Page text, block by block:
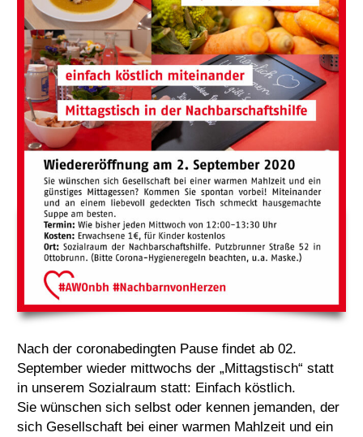
Nach der coronabedingten Pause findet ab 02.
September wieder mittwochs der „Mittagstisch“ statt
in unserem Sozialraum statt: Einfach köstlich.
Sie wünschen sich selbst oder kennen jemanden, der
sich Gesellschaft bei einer warmen Mahlzeit und ein